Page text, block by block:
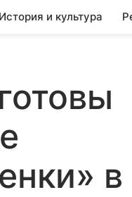
История и культура
в